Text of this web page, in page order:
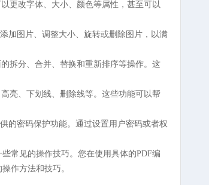
更改字体、大小、颜色等属性，甚至可以
加图片、调整大小、旋转或删除图片，以满
拆分、合并、替换和重新排序等操作。这
亮、下划线、删除线等。这些功能可以帮
的密码保护功能。通过设置用户密码或者权
常见的操作技巧。您在使用具体的PDF编
作方法和技巧。